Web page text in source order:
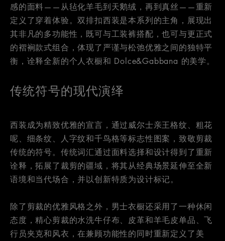
感的面料——从毡化羊毛到天鹅绒，再到真丝——重新
定义了穿着体验。双排扣西装是本系列的主角，展现出
其非凡的多功能性，既可与工装裤搭配，也可与更正式
的褶裥款式组合，体现了严谨与松弛优雅之间的独特平
衡，诠释全新的个人衣橱和 Dolce&Gabbana 的美学。
传统符号的现代演绎
西装成为精致优雅的宣言，通过威尔士亲王格纹、粗花
呢、细条纹、人字纹和千鸟格等标志性图案，致敬剪裁
传统的符号。传统词汇通过面料选择和设计得到了重新
诠释，拓展了裁剪的疆域，将其从经典场景延伸至全新
语境和当代场合，并以创新特质为设计标记。
除了剪裁的优雅风格之外，男士衣橱还采用了一种休闲
态度，精心剪裁的水洗牛仔布、皮革和羊毛皮单品、飞
行员夹克和风衣，在兼顾功能性的同时重新定义了美